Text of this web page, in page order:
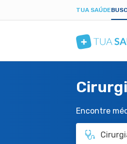
TUA SAÚDE
Encontre